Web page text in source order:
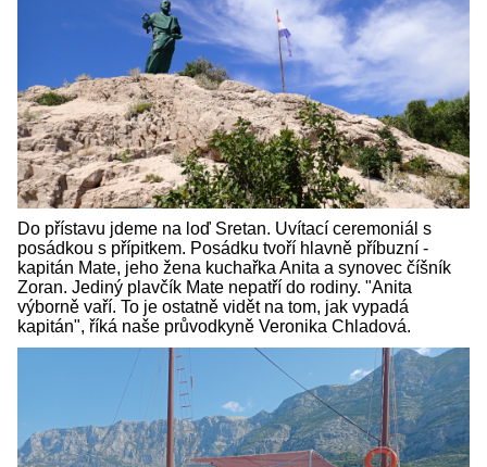
Do přístavu jdeme na loď Sretan. Uvítací ceremoniál s
posádkou s přípitkem. Posádku tvoří hlavně příbuzní -
kapitán Mate, jeho žena kuchařka Anita a synovec číšník
Zoran. Jediný plavčík Mate nepatří do rodiny. "Anita
výborně vaří. To je ostatně vidět na tom, jak vypadá
kapitán", říká naše průvodkyně Veronika Chladová.